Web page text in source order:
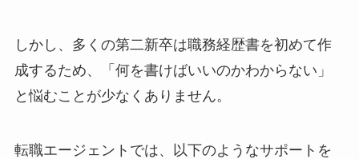
しかし、多くの第二新卒は職務経歴書を初めて作
成するため、「何を書けばいいのかわからない」
と悩むことが少なくありません。
転職エージェントでは、以下のようなサポートを